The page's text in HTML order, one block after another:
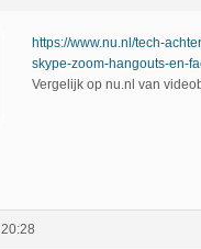
https://www.nu.nl/tech-
skype-zoom-hangouts-en-
Vergelijk op nu.nl van